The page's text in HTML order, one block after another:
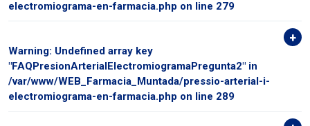
electromiograma-en-farmacia.php on line 279
Warning: Undefined array key
"FAQPresionArterialElectromiogramaPregunta2" in
/var/www/WEB_Farmacia_Muntada/pressio-arterial-i-
electromiograma-en-farmacia.php on line 289